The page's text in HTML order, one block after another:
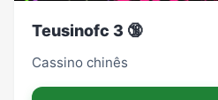
Tecnologia
Teusinofc 3 🔞
Cassino chinês